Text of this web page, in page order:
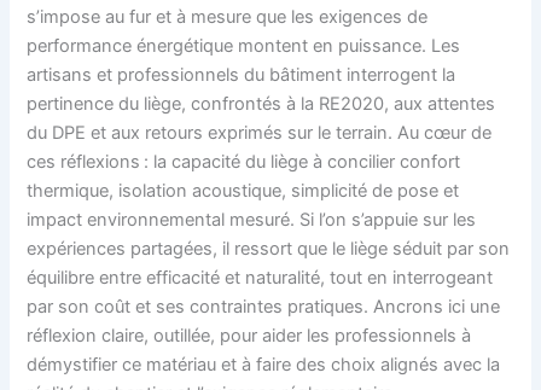
s’impose au fur et à mesure que les exigences de
performance énergétique montent en puissance. Les
artisans et professionnels du bâtiment interrogent la
pertinence du liège, confrontés à la RE2020, aux attentes
du DPE et aux retours exprimés sur le terrain. Au cœur de
ces réflexions : la capacité du liège à concilier confort
thermique, isolation acoustique, simplicité de pose et
impact environnemental mesuré. Si l’on s’appuie sur les
expériences partagées, il ressort que le liège séduit par son
équilibre entre efficacité et naturalité, tout en interrogeant
par son coût et ses contraintes pratiques. Ancrons ici une
réflexion claire, outillée, pour aider les professionnels à
démystifier ce matériau et à faire des choix alignés avec la